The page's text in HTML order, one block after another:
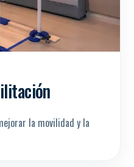
la movilidad y la